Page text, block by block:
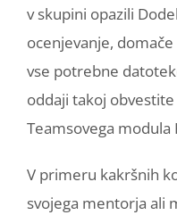
v skupini opazili
ocenjevanje,
vse potrebne
oddaji takoj
Teamsovega modula
V primeru kakršnih
svojega mentorja ali